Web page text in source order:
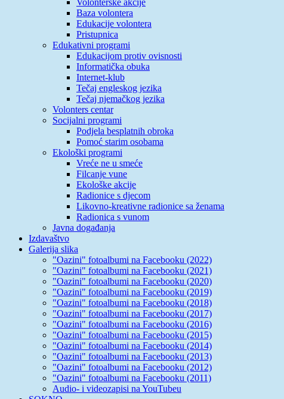
Baza volontera
Edukacije volontera
Pristupnica
Edukativni programi
Edukacijom protiv ovisnosti
Informatička obuka
Internet-klub
Tečaj engleskog jezika
Tečaj njemačkog jezika
Volonters centar
Socijalni programi
Podjela besplatnih obroka
Pomoć starim osobama
Ekološki programi
Vreće ne u smeće
Filcanje vune
Ekološke akcije
Radionice s djecom
Likovno-kreativne radionice sa ženama
Radionica s vunom
Javna događanja
Izdavaštvo
Galerija slika
"Oazini" fotoalbumi na Facebooku (2022)
"Oazini" fotoalbumi na Facebooku (2021)
"Oazini" fotoalbumi na Facebooku (2020)
"Oazini" fotoalbumi na Facebooku (2019)
"Oazini" fotoalbumi na Facebooku (2018)
"Oazini" fotoalbumi na Facebooku (2017)
"Oazini" fotoalbumi na Facebooku (2016)
"Oazini" fotoalbumi na Facebooku (2015)
"Oazini" fotoalbumi na Facebooku (2014)
"Oazini" fotoalbumi na Facebooku (2013)
"Oazini" fotoalbumi na Facebooku (2012)
"Oazini" fotoalbumi na Facebooku (2011)
Audio- i videozapisi na YouTubeu